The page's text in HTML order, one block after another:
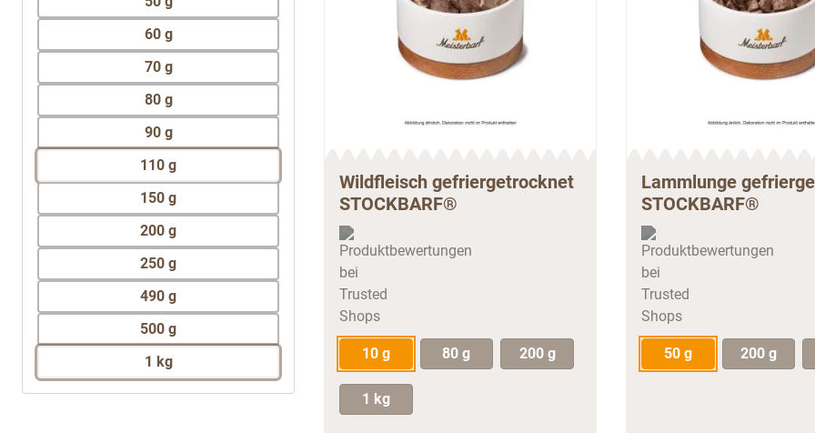
60 g
70 g
80 g
90 g
110 g
150 g
200 g
250 g
490 g
500 g
1 kg
Wildfleisch gefriergetrocknet
STOCKBARF®
10 g 80 g 200 g
1 kg
Lammlunge
STOCKBARF®
50 g 200 g